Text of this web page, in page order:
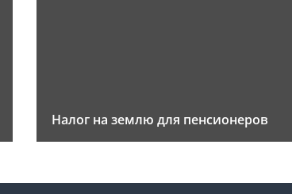
Налог на землю для пенсионеров